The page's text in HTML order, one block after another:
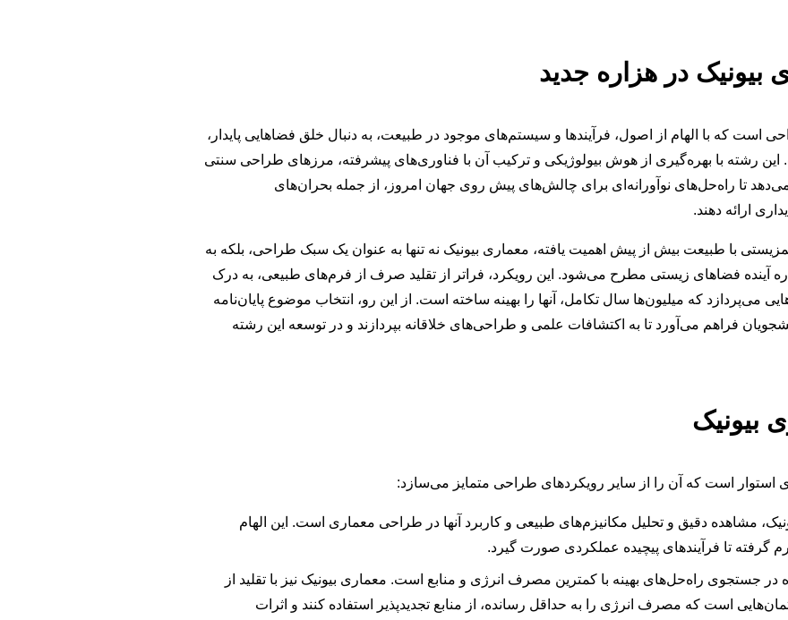
در هزاره جدید
است که با الهام از اصول، فرآیندها و سیستم‌های موجود در طبیعت، به دنبال خلق فضاهایی پایدار،
رشته با بهره‌گیری از هوش بیولوژیکی و ترکیب آن با فناوری‌های پیشرفته، مرزهای طراحی سنتی
تا راه‌حل‌های نوآورانه‌ای برای چالش‌های پیش روی جهان امروز، از جمله بحران‌های
ارائه دهند.
با طبیعت بیش از پیش اهمیت یافته، معماری بیونیک نه تنها به عنوان یک سبک طراحی، بلکه به
آینده فضاهای زیستی مطرح می‌شود. این رویکرد، فراتر از تقلید صرف از فرم‌های طبیعی، به درک
می‌پردازد که میلیون‌ها سال تکامل، آنها را بهینه ساخته است. از این رو، انتخاب موضوع پایان‌نامه
فراهم می‌آورد تا به اکتشافات علمی و طراحی‌های خلاقانه بپردازند و در توسعه این رشته
بیونیک
استوار است که آن را از سایر رویکردهای طراحی متمایز می‌سازد:
مشاهده دقیق و تحلیل مکانیزم‌های طبیعی و کاربرد آنها در طراحی معماری است. این الهام
گرفته تا فرآیندهای پیچیده عملکردی صورت گیرد.
در جستجوی راه‌حل‌های بهینه با کمترین مصرف انرژی و منابع است. معماری بیونیک نیز با تقلید از
است که مصرف انرژی را به حداقل رسانده، از منابع تجدیدپذیر استفاده کنند و اثرات